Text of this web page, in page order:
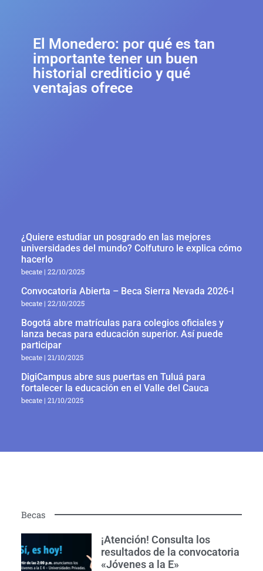
El Monedero: por qué es tan
importante tener un buen
historial crediticio y qué
ventajas ofrece
¿Quiere estudiar un posgrado en las mejores
universidades del mundo? Colfuturo le explica cómo
hacerlo
becate 22/10/2025
Convocatoria Abierta – Beca Sierra Nevada 2026-I
becate 22/10/2025
Bogotá abre matrículas para colegios oficiales y
lanza becas para educación superior. Así puede
participar
becate 21/10/2025
DigiCampus abre sus puertas en Tuluá para
fortalecer la educación en el Valle del Cauca
becate 21/10/2025
Becas
¡Atención! Consulta los
resultados de la convocatoria
«Jóvenes a la E»